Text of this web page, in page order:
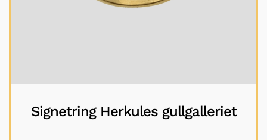
Signetring Herkules gullgalleriet